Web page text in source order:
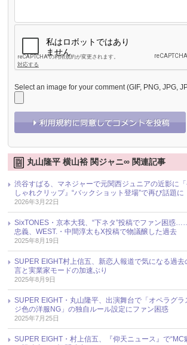
Select an image for your comment (GIF, PNG, JPG,
丸山隆平 横山裕 関ジャニ∞ 関連記事
渋谷すばる、マネジャーで元関西ジュニアの近影に
しゃれクリップ』“バックショット登場”で再び話題に
2026年3月22日
SixTONES・京本大我、“下ネタ”投稿でファン困惑
忠義、WEST.・中間淳太もX投稿で物議醸した過去
2025年8月19日
SUPER EIGHT村上信五、新恋人報道で気になる過
言と実業家モードの加速ぶり
2025年8月9日
SUPER EIGHT・丸山隆平、出演舞台で「オペラグ
ジ色の洋服NG」の独自ルール設定にファン困惑
2025年7月25日
SUPER EIGHT・村上信五、『仰天ニュース』で